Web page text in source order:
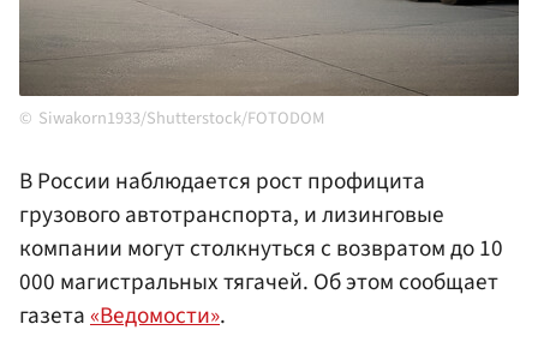
Siwakorn1933/Shutterstock/FOTODOM
В России наблюдается рост профицита
грузового автотранспорта, и лизинговые
компании могут столкнуться с возвратом до 10
000 магистральных тягачей. Об этом сообщает
газета«Ведомости».